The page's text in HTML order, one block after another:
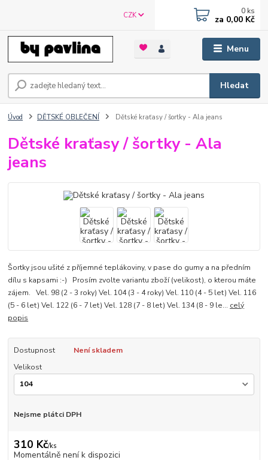
Menu
CZK
Hledat
0 ks
za 0,00 Kč
Úvod DĚTSKÉ OBLEČENÍ Dětské kraťasy / šortky - Ala jeans
Dětské kraťasy / šortky - Ala
jeans
Šortky jsou ušité z příjemné teplákoviny, v pase do gumy a na předním
dílu s kapsami :-) Prosím zvolte variantu zboží (velikost), o kterou máte
zájem. Vel. 98 (2 - 3 roky) Vel. 104 (3 - 4 roky) Vel. 110 (4 - 5 let) Vel. 116
(5 - 6 let) Vel. 122 (6 - 7 let) Vel. 128 (7 - 8 let) Vel. 134 (8 - 9 le... celý
popis
Dostupnost
Není skladem
Velikost
Nejsme plátci DPH
310 Kč/ks
Momentálně není k dispozici